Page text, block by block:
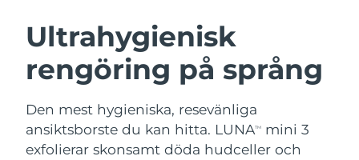
Ultrahygienisk
rengöring på språng
Den mest hygieniska, resevänliga
ansiktsborste du kan hitta. LUNATM
mini 3
exfolierar skonsamt döda hudceller och
LUNA™ 4-paket
Anti-aging massage
BEAR™ 2-paket
Microcurrent toning
Österrike Förväntad leverans
Bahrain Förväntad leverans12/08/2026
Belgien
Bermuda Förväntad leverans 17/08/2026